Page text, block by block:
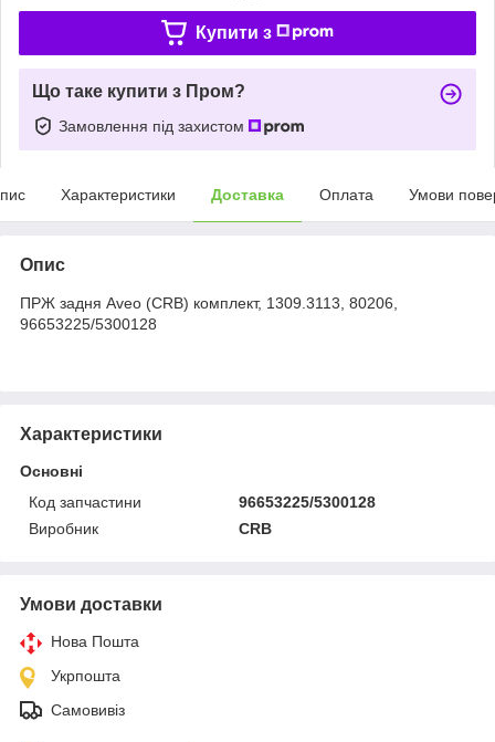
Купити з
Що таке купити з Пром?
Замовлення під захистом
Характеристики Доставка Оплата Умови
Опис
ПРЖ задня Aveo (CRB) комплект, 1309.3113, 80206,
96653225/5300128
Характеристики
Основні
Код запчастини
96653225/5300128
Виробник
CRB
Умови доставки
Нова Пошта
Укрпошта
Самовивіз